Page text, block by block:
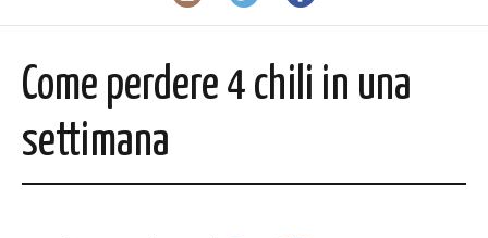
Come perdere 4 chili in una
settimana